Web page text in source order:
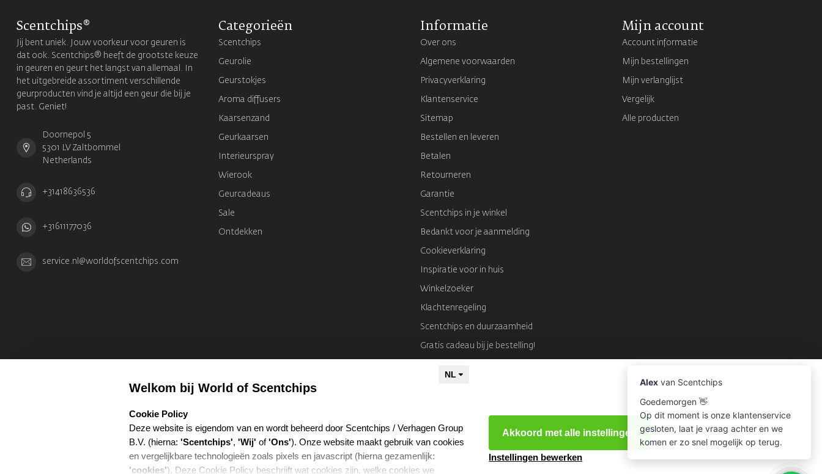
Scentchips®
Jij bent uniek. Jouw voorkeur voor geuren is
dat ook. Scentchips® heeft de grootste keuze
in geuren en geurt het langst van allemaal. In
het uitgebreide assortiment verschillende
geurproducten vind je altijd een geur die bij je
past. Geniet!
Doornepol 5
5301 LV Zaltbommel
Netherlands
+31418636536
+31611177036
service.nl@worldofscentchips.com
Categorieën
Scentchips
Geurolie
Geurstokjes
Aroma diffusers
Kaarsenzand
Geurkaarsen
Interieurspray
Wierook
Geurcadeaus
Sale
Ontdekken
Informatie
Over ons
Algemene voorwaarden
Privacyverklaring
Klantenservice
Sitemap
Bestellen en leveren
Betalen
Retourneren
Garantie
Scentchips in je winkel
Bedankt voor je aanmelding
Cookieverklaring
Inspiratie voor in huis
Winkelzoeker
Klachtenregeling
Scentchips en duurzaamheid
Gratis cadeau bij je bestelling!
Mijn account
Account informatie
Mijn bestellingen
Mijn verlanglijst
Vergelijk
Alle producten
Welkom bij World of Scentchips
select language
Cookie Policy
Deze website is eigendom van en wordt beheerd door Scentchips / Verhagen Group
B.V. (hierna: 'Scentchips', 'Wij' of'Ons'). Onze website maakt gebruik van cookies
en vergelijkbare technologieën zoals pixels en javascript (hierna gezamenlijk:
'cookies'). Deze Cookie Policy beschrijft wat cookies zijn, welke cookies we
Akkoord met alle instellingen
Instellingen bewerken